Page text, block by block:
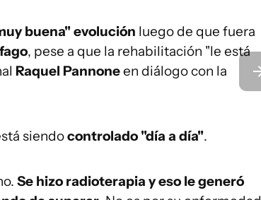
buena" evolución luego de que fuera
, pese a que la rehabilitación "le está
Raquel Pannoneen diálogo con la
siendocontrolado "día a día".
Se hizo radioterapia y eso le generó